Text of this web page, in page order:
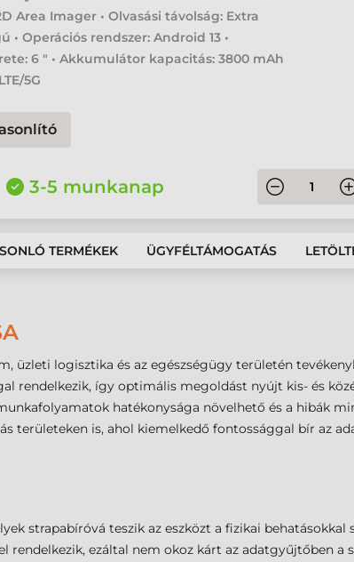
Area Imager • Olvasási távolság: Extra
• Operációs rendszer: Android 13 •
6 " • Akkumulátor kapacitás: 3800 mAh
5G
3-5 munkanap
TERMÉKEK ÜGYFÉLTÁMOGATÁS
üzleti logisztika és az egészségügy területén
rendelkezik, így optimális megoldást nyújt kis- és
hatékonysága növelhető és a hibák
területeken is, ahol kiemelkedő fontossággal bír az
strapabíróvá teszik az eszközt a fizikai behatásokkal
ezáltal nem okoz kárt az adatgyűjtőben a